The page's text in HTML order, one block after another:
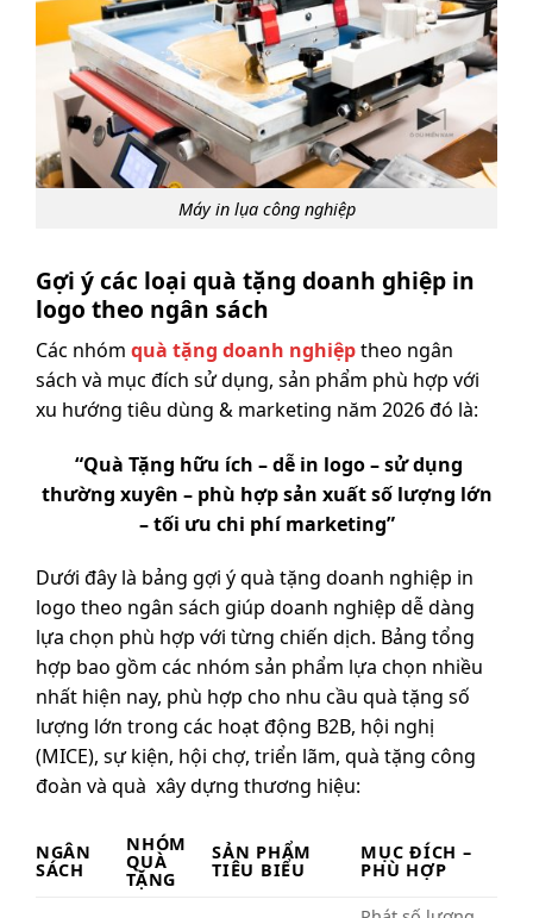
Máy in lụa công nghiệp
Gợi ý các loại quà tặng doanh ghiệp in
logo theo ngân sách
Các nhóm quà tặng doanh nghiệptheo ngân
sách và mục đích sử dụng, sản phẩm phù hợp với
xu hướng tiêu dùng & marketing năm 2026 đó là:
“Quà Tặng hữu ích – dễ in logo – sử dụng
thường xuyên – phù hợp sản xuất số lượng lớn
– tối ưu chi phí marketing”
Dưới đây là bảng gợi ý quà tặng doanh nghiệp in
logo theo ngân sách giúp doanh nghiệp dễ dàng
lựa chọn phù hợp với từng chiến dịch. Bảng tổng
hợp bao gồm các nhóm sản phẩm lựa chọn nhiều
nhất hiện nay, phù hợp cho nhu cầu quà tặng số
lượng lớn trong các hoạt động B2B, hội nghị
(MICE), sự kiện, hội chợ, triển lãm, quà tặng công
đoàn và quà xây dựng thương hiệu:
NGÂN
SÁCH
NHÓM
QUÀ
TẶNG
SẢN PHẨM
TIÊU BIỂU
MỤC ĐÍCH –
PHÙ HỢP